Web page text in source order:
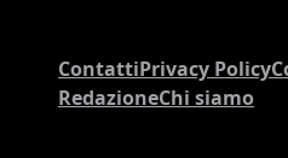
ContattiPrivacy Policy
RedazioneChi siamo